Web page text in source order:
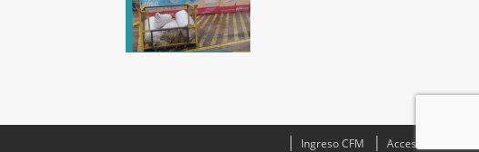
Ingreso CFM Acceso